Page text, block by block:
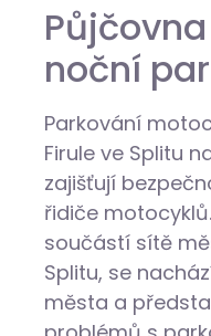
noční
Parkování
Firule ve Splitu
zajišťují
řidiče
součástí sítě
Splitu, se
města a